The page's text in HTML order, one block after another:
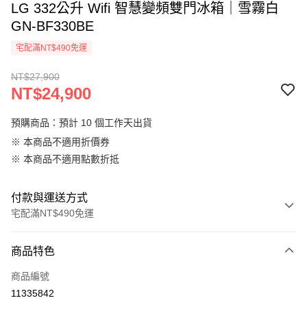
LG 332公升 Wifi 智慧變頻雙門冰箱｜雪霧白
GN-BF330BE
宅配滿NT$490免運
NT$27,900
NT$24,900
預購商品：預計 10 個工作天出貨
※ 本商品不適用折價券
※ 本商品不適用點數折抵
付款與運送方式
宅配滿NT$490免運
信用卡一次付款
信用卡分期付款
商品特色
商品編號
11335842